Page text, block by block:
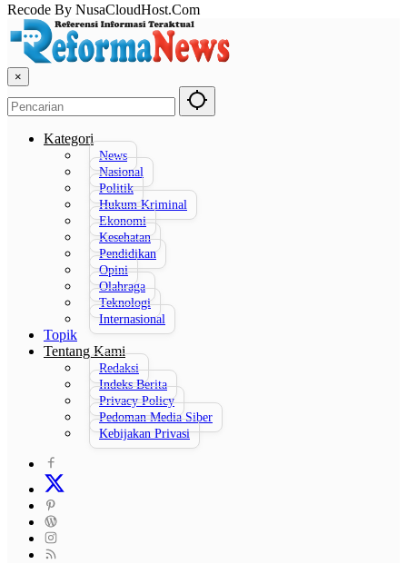
Recode By NusaCloudHost.Com
×
Kategori
News
Nasional
Politik
Hukum Kriminal
Ekonomi
Kesehatan
Pendidikan
Opini
Olahraga
Teknologi
Internasional
Topik
Tentang Kami
Redaksi
Indeks Berita
Privacy Policy
Pedoman Media Siber
Kebijakan Privasi